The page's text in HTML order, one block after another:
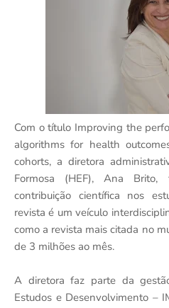
Com o título Improving the
algorithms for health
cohorts, a diretora
Formosa (HEF), Ana
contribuição científica nos
revista é um veículo
como a revista mais citada no
de 3 milhões ao mês.
A diretora faz parte da
Estudos e Desenvolvimento –